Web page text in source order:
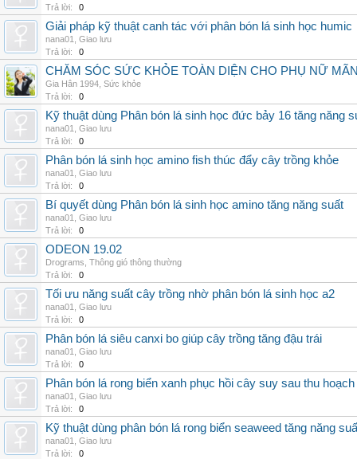
Trả lời:
0
Giải pháp kỹ thuật canh tác với phân bón lá sinh học humic
nana01
Giao lưu
Trả lời:
0
CHĂM SÓC SỨC KHỎE TOÀN DIỆN CHO PHỤ NỮ
Gia Hân 1994 Sức khỏe
Trả lời:
0
Kỹ thuật dùng Phân bón lá sinh học đức bảy 16 tăng năng
nana01
Giao lưu
Trả lời:
0
Phân bón lá sinh học amino fish thúc đẩy cây trồng khỏe
nana01
Giao lưu
Trả lời:
0
Bí quyết dùng Phân bón lá sinh học amino tăng năng suất
nana01
Giao lưu
Trả lời:
0
ODEON 19.02
Drograms Thông gió thông thường
Trả lời:
0
Tối ưu năng suất cây trồng nhờ phân bón lá sinh học a2
nana01
Giao lưu
Trả lời:
0
Phân bón lá siêu canxi bo giúp cây trồng tăng đậu trái
nana01
Giao lưu
Trả lời:
0
Phân bón lá rong biển xanh phục hồi cây suy sau thu hoạch
nana01
Giao lưu
Trả lời:
0
Kỹ thuật dùng phân bón lá rong biển seaweed tăng năng
nana01
Giao lưu
Trả lời:
0